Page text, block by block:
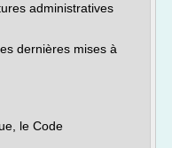
administratives
dernières mises à
le Code